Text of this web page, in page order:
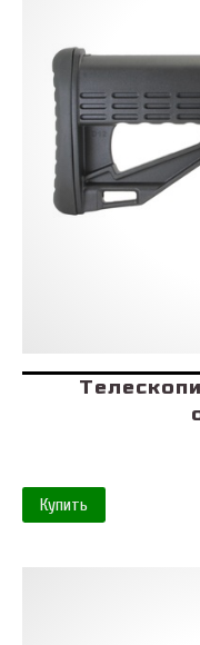
Купить